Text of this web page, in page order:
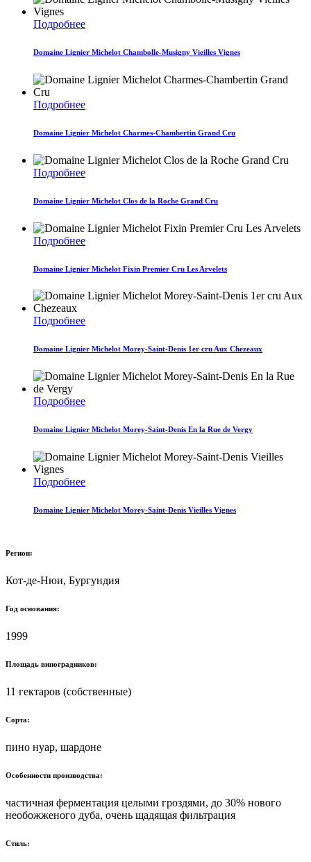
Подробнее
Domaine Lignier Michelot Chambolle-Musigny Vieilles Vignes
Подробнее
Domaine Lignier Michelot Charmes-Chambertin Grand Cru
Подробнее
Domaine Lignier Michelot Clos de la Roche Grand Cru
Подробнее
Domaine Lignier Michelot Fixin Premier Cru Les Arvelets
Подробнее
Domaine Lignier Michelot Morey-Saint-Denis 1er cru Aux Chezeaux
Подробнее
Domaine Lignier Michelot Morey-Saint-Denis En la Rue de Vergy
Подробнее
Domaine Lignier Michelot Morey-Saint-Denis Vieilles Vignes
Регион:
Кот-де-Нюи, Бургундия
Год основания:
1999
Площадь виноградников:
11 гектаров (собственные)
Сорта:
пино нуар, шардоне
Особенности производства:
частичная ферментация целыми гроздями, до 30% нового
необожженого дуба, очень щадящая фильтрация
Стиль: